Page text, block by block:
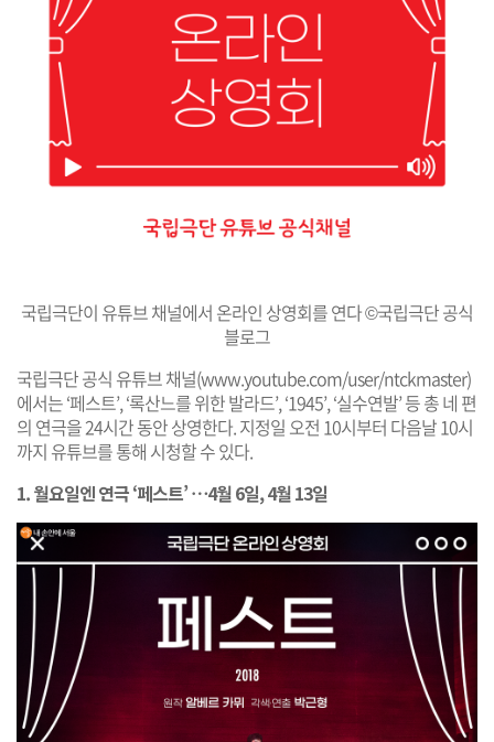
국립극단이 유튜브 채널에서 온라인 상영회를 연다 ©국립극단 공식
블로그
국립극단 공식 유튜브 채널(www.youtube.com/user/ntckmaster)
에서는 ‘페스트’, ‘록산느를 위한 발라드’, ‘1945’, ‘실수연발’ 등 총 네 편
의 연극을 24시간 동안 상영한다. 지정일 오전 10시부터 다음날 10시
까지 유튜브를 통해 시청할 수 있다.
1. 월요일엔 연극 ‘페스트’ ⋯4월 6일, 4월 13일